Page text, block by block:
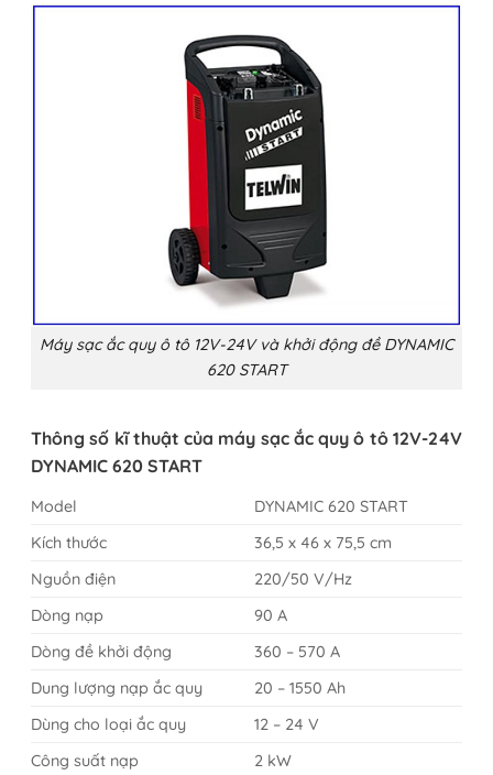
Máy sạc ắc quy ô tô 12V-24V và khởi động đề DYNAMIC
620 START
Thông số kĩ thuật của máy sạc ắc quy ô tô 12V-24V
DYNAMIC 620 START
Model
DYNAMIC 620 START
Kích thước
36,5 x 46 x 75,5 cm
Nguồn điện
220/50 V/Hz
Dòng nạp
90 A
Dòng đề khởi động
360 – 570 A
Dung lượng nạp ắc quy
20 – 1550 Ah
Dùng cho loại ắc quy
12 – 24 V
Công suất nạp
2 kW